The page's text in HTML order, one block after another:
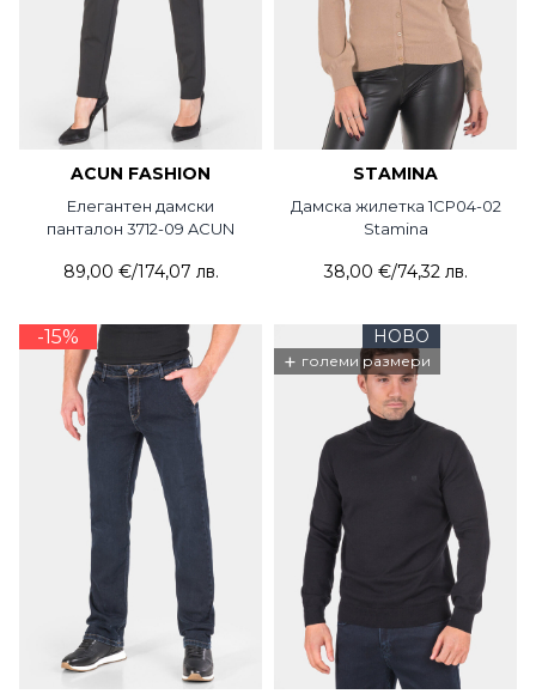
ACUN FASHION
Елегантен дамски
панталон 3712-09 ACUN
89,00 €/174,07 лв.
STAMINA
Дамска жилетка 1CP04-02
Stamina
38,00 €/74,32 лв.
-15% НОВО
+ големи размери